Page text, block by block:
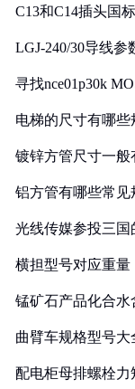
C13和C14插头国
LGJ-240/30导线
寻找nce01p30k
电梯的尺寸有哪些
镀锌方管尺寸一般
铝方管有哪些常见
光线传媒参投三国
横担型号对应重量
锰矿石产品化合水
曲臂车规格型号大
配电柜母排螺栓